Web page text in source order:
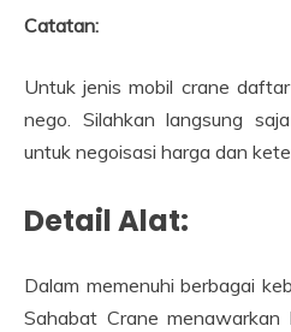
Catatan:
Untuk jenis mobil crane
nego. Silahkan langsung
untuk negoisasi harga dan
Detail Alat:
Dalam memenuhi berbagai
Sahabat Crane